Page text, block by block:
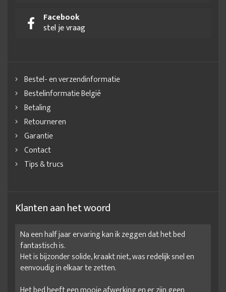
Facebook
stel je vraag
Bestel- en verzendinformatie
Bestelinformatie België
Betaling
Retourneren
Garantie
Contact
Tips & trucs
Klanten aan het woord
Na een half jaar ervaring kan ik zeggen dat het bed
fantastisch is.
Het is bijzonder solide, kraakt niet, was redelijk snel en
eenvoudig in elkaar te zetten.